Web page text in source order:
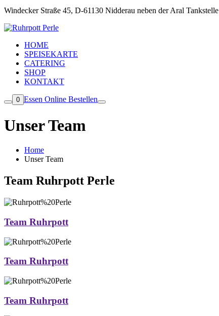
Windecker Straße 45, D-61130 Nidderau neben der Aral Tankstelle
HOME
SPEISEKARTE
CATERING
SHOP
KONTAKT
0 Essen Online Bestellen
Unser Team
Home
Unser Team
Team Ruhrpott Perle
Team Ruhrpott
Team Ruhrpott
Team Ruhrpott